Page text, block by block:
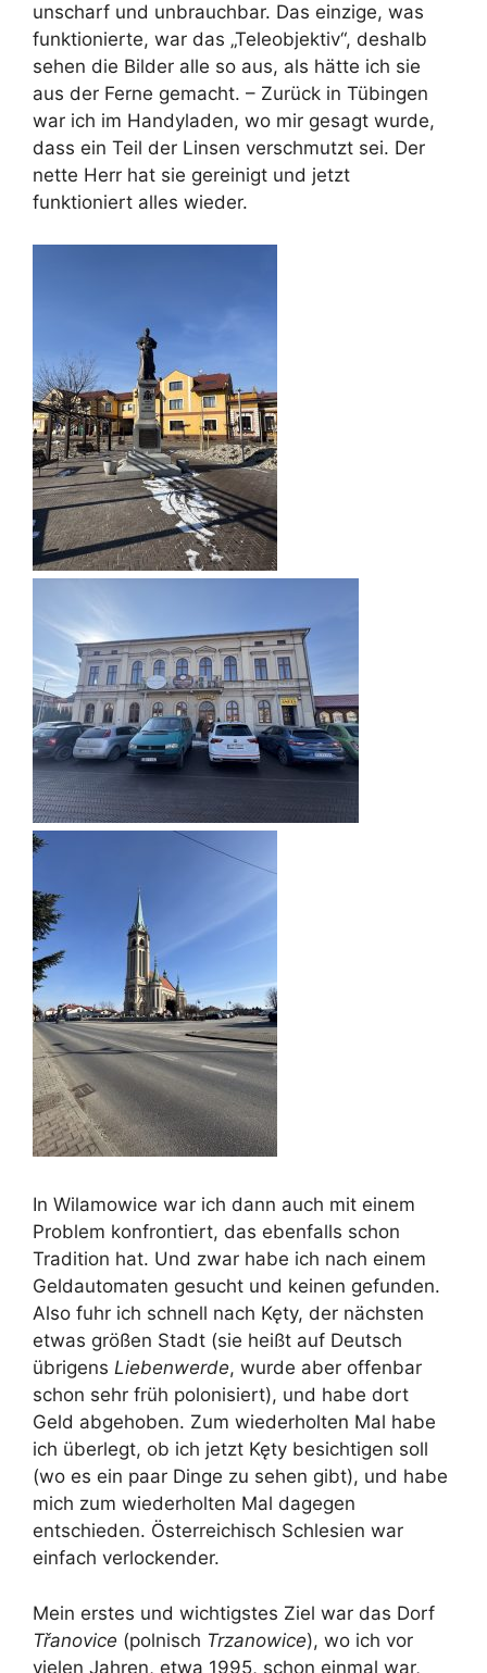
unscharf und unbrauchbar. Das einzige, was
funktionierte, war das „Teleobjektiv“, deshalb
sehen die Bilder alle so aus, als hätte ich sie
aus der Ferne gemacht. – Zurück in Tübingen
war ich im Handyladen, wo mir gesagt wurde,
dass ein Teil der Linsen verschmutzt sei. Der
nette Herr hat sie gereinigt und jetzt
funktioniert alles wieder.
In Wilamowice war ich dann auch mit einem
Problem konfrontiert, das ebenfalls schon
Tradition hat. Und zwar habe ich nach einem
Geldautomaten gesucht und keinen gefunden.
Also fuhr ich schnell nach Kęty, der nächsten
etwas größen Stadt (sie heißt auf Deutsch
übrigens Liebenwerde, wurde aber offenbar
schon sehr früh polonisiert), und habe dort
Geld abgehoben. Zum wiederholten Mal habe
ich überlegt, ob ich jetzt Kęty besichtigen soll
(wo es ein paar Dinge zu sehen gibt), und habe
mich zum wiederholten Mal dagegen
entschieden. Österreichisch Schlesien war
einfach verlockender.
Mein erstes und wichtigstes Ziel war das Dorf
Třanovice (polnisch Trzanowice), wo ich vor
vielen Jahren, etwa 1995, schon einmal war,